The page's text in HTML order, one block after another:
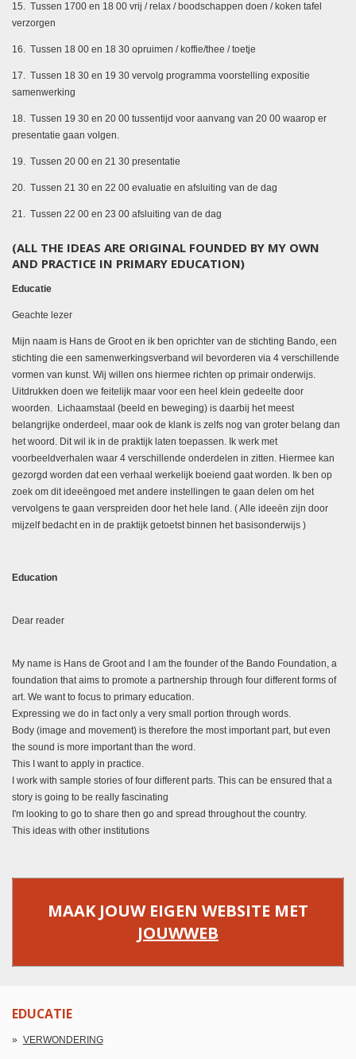
15. Tussen 1700 en 18 00 vrij / relax / boodschappen doen / koken tafel
verzorgen
16. Tussen 18 00 en 18 30 opruimen / koffie/thee / toetje
17. Tussen 18 30 en 19 30 vervolg programma voorstelling expositie
samenwerking
18. Tussen 19 30 en 20 00 tussentijd voor aanvang van 20 00 waarop er
presentatie gaan volgen.
19. Tussen 20 00 en 21 30 presentatie
20. Tussen 21 30 en 22 00 evaluatie en afsluiting van de dag
21. Tussen 22 00 en 23 00 afsluiting van de dag
(ALL THE IDEAS ARE ORIGINAL FOUNDED BY MY OWN
AND PRACTICE IN PRIMARY EDUCATION)
Educatie
Geachte lezer
Mijn naam is Hans de Groot en ik ben oprichter van de stichting Bando, een
stichting die een samenwerkingsverband wil bevorderen via 4 verschillende
vormen van kunst. Wij willen ons hiermee richten op primair onderwijs.
Uitdrukken doen we feitelijk maar voor een heel klein gedeelte door
woorden. Lichaamstaal (beeld en beweging) is daarbij het meest
belangrijke onderdeel, maar ook de klank is zelfs nog van groter belang dan
het woord. Dit wil ik in de praktijk laten toepassen. Ik werk met
voorbeeldverhalen waar 4 verschillende onderdelen in zitten. Hiermee kan
gezorgd worden dat een verhaal werkelijk boeiend gaat worden. Ik ben op
zoek om dit ideeëngoed met andere instellingen te gaan delen om het
vervolgens te gaan verspreiden door het hele land. ( Alle ideeën zijn door
mijzelf bedacht en in de praktijk getoetst binnen het basisonderwijs )
Education
Dear reader
My name is Hans de Groot and I am the founder of the Bando Foundation, a
foundation that aims to promote a partnership through four different forms of
art. We want to focus to primary education.
Expressing we do in fact only a very small portion through words.
Body (image and movement) is therefore the most important part, but even
the sound is more important than the word.
This I want to apply in practice.
I work with sample stories of four different parts. This can be ensured that a
story is going to be really fascinating
I'm looking to go to share then go and spread throughout the country.
This ideas with other institutions
MAAK JOUW EIGEN WEBSITE MET
JOUWWEB
EDUCATIE
VERWONDERING